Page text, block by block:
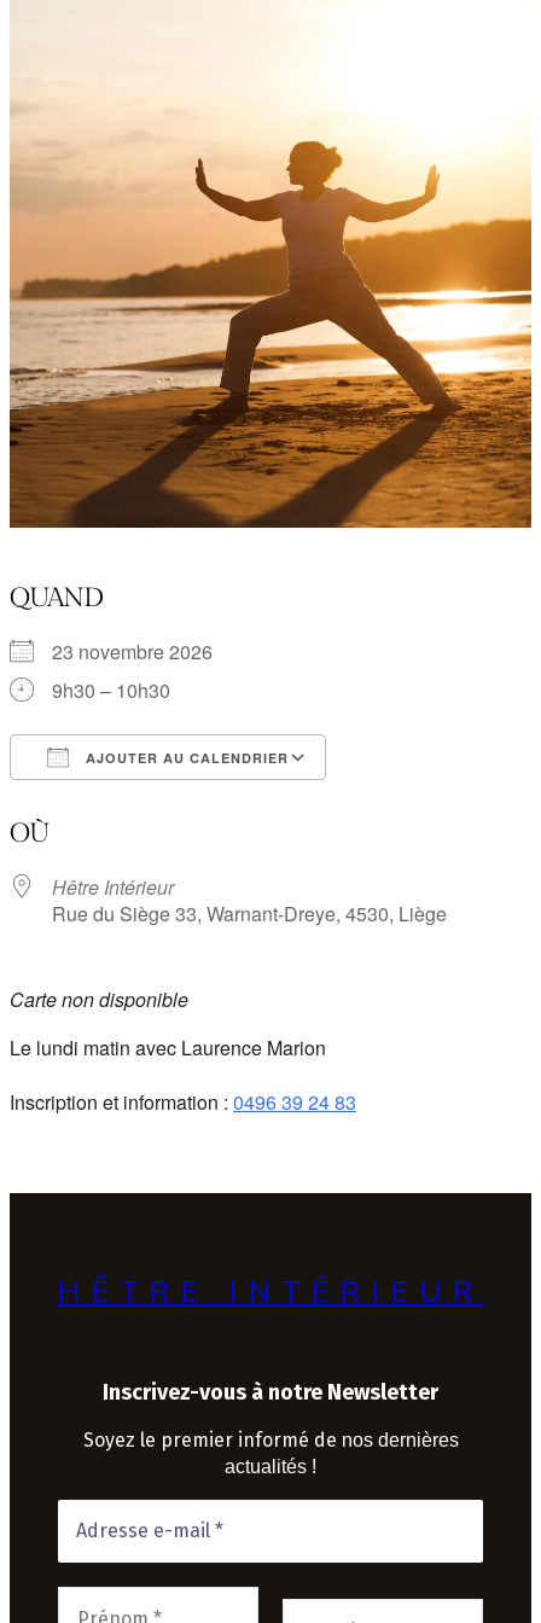
QUAND
23 novembre 2026
9h30 – 10h30
AJOUTER AU CALENDRIER
OÙ
Hêtre Intérieur
Rue du Siège 33, Warnant-Dreye, 4530, Liège
Carte non disponible
Le lundi matin avec Laurence Marion
Inscription et information : 0496 39 24 83
HÊTRE INTÉRIEUR
Inscrivez-vous à notre Newsletter
Soyez le premier informé de nos dernières
actualités !